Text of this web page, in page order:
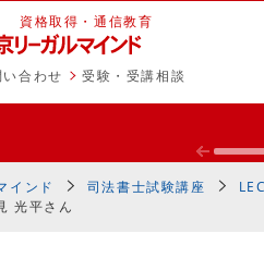
資格取得・通信教育
い合わせ 受験・受講相談
インド 司法書士試験講座
光平さん